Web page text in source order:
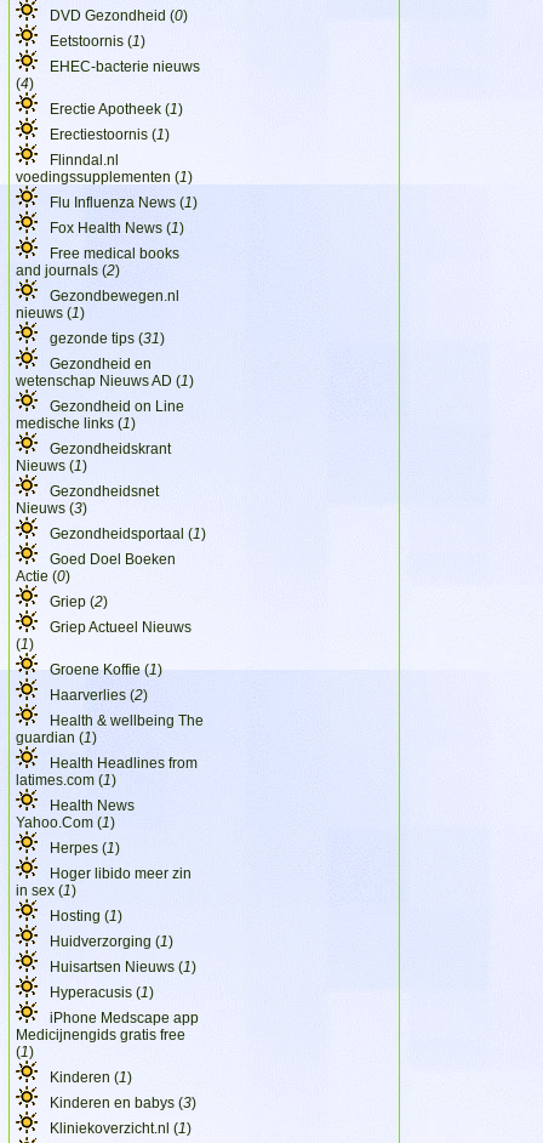
DVD Gezondheid (0)
Eetstoornis (1)
EHEC-bacterie nieuws
(4)
Erectie Apotheek (1)
Erectiestoornis (1)
Flinndal.nl
voedingssupplementen (1)
Flu Influenza News (1)
Fox Health News (1)
Free medical books
and journals (2)
Gezondbewegen.nl
nieuws (1)
gezonde tips (31)
Gezondheid en
wetenschap Nieuws AD (1)
Gezondheid on Line
medische links (1)
Gezondheidskrant
Nieuws (1)
Gezondheidsnet
Nieuws (3)
Gezondheidsportaal (1)
Goed Doel Boeken
Actie (0)
Griep (2)
Griep Actueel Nieuws
(1)
Groene Koffie (1)
Haarverlies (2)
Health & wellbeing The
guardian (1)
Health Headlines from
latimes.com (1)
Health News
Yahoo.Com (1)
Herpes (1)
Hoger libido meer zin
in sex (1)
Hosting (1)
Huidverzorging (1)
Huisartsen Nieuws (1)
Hyperacusis (1)
iPhone Medscape app
Medicijnengids gratis free
(1)
Kinderen (1)
Kinderen en babys (3)
Kliniekoverzicht.nl (1)